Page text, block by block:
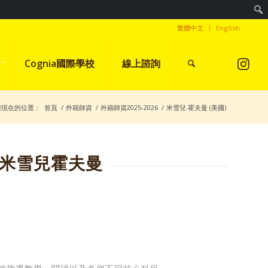
繁體中文 English
Cognia國際學校 線上諮詢
在的位置： 首頁 / 外籍師資 / 外籍師資2025-2026 / 米雪兒‧霍夫曼 (美國)
雪兒霍夫曼